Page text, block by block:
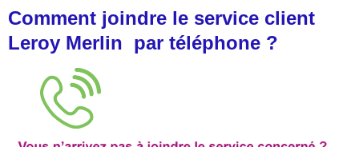
Comment joindre le service client
Leroy Merlin par téléphone ?